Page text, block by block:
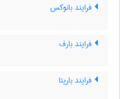
فرایند بانوکس
فرایند بارف
فرایند باریتا